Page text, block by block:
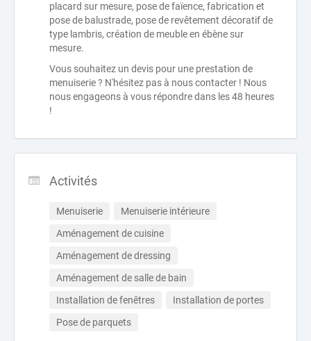
placard sur mesure, pose de faïence, fabrication et
pose de balustrade, pose de revêtement décoratif de
type lambris, création de meuble en ébène sur
mesure.
Vous souhaitez un devis pour une prestation de
menuiserie ? N'hésitez pas à nous contacter ! Nous
nous engageons à vous répondre dans les 48 heures
!
Activités
Menuiserie
Menuiserie intérieure
Aménagement de cuisine
Aménagement de dressing
Aménagement de salle de bain
Installation de fenêtres
Installation de portes
Pose de parquets